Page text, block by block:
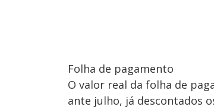
Folha de pagamento
O valor real da folha de
ante julho, já descontados